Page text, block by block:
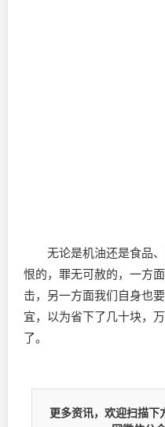
无论是机油还是食品、
恨的，罪无可赦的，一方
击，另一方面我们自身也
宜，以为省下了几十块，
了。
更多资讯，欢迎扫描下